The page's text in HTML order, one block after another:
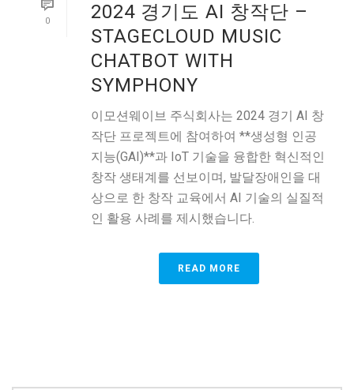
0
2024 경기도 AI 창작단 –
STAGECLOUD MUSIC
CHATBOT WITH
SYMPHONY
이모션웨이브 주식회사는 2024 경기 AI 창
작단 프로젝트에 참여하여 **생성형 인공
지능(GAI)**과 IoT 기술을 융합한 혁신적인
창작 생태계를 선보이며, 발달장애인을 대
상으로 한 창작 교육에서 AI 기술의 실질적
인 활용 사례를 제시했습니다.
READ MORE